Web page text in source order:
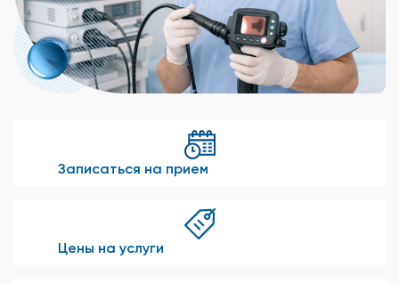
Записаться на прием
Цены на услуги